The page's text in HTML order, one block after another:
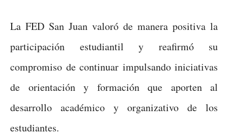
La FED San Juan valoró de manera positiva la
participación estudiantil y reafirmó su
compromiso de continuar impulsando iniciativas
de orientación y formación que aporten al
desarrollo académico y organizativo de los
estudiantes.